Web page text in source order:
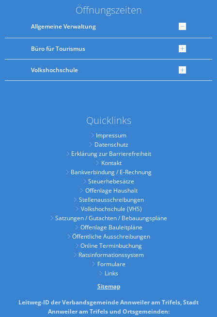
Öffnungszeiten
Allgemeine Verwaltung
Büro für Tourismus
Volkshochschule
Quicklinks
Impressum
Datenschutz
Erklärung zur Barrierefreiheit
Kontakt
Bankverbindung / E-Rechnung
Steuerhebesätze
Offenlage Haushalt
Stellenausschreibungen
Volkshochschule (VHS)
Satzungen / Gutachten / Bebauungspläne
Offenlage Bauleitpläne
Öffentliche Ausschreibungen
Online Terminbuchung
Ratsinformationssystem
Formulare
Links
Sitemap
Leitweg-ID der Verbandsgemeinde Annweiler am Trifels, Stadt
Annweiler am Trifels und Ortsgemeinden: